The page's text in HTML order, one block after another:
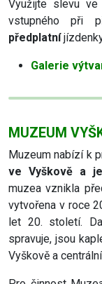
Využijte slevu ve
vstupného při
předplatní
Galerie
MUZEUM
Muzeum nabízí k
ve Vyškově a
muzea vznikla
vytvořena v roce
let 20. století.
spravuje, jsou
Vyškově a